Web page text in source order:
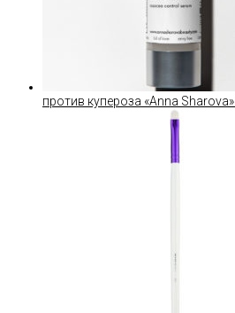
против купероза «Anna Sharova»